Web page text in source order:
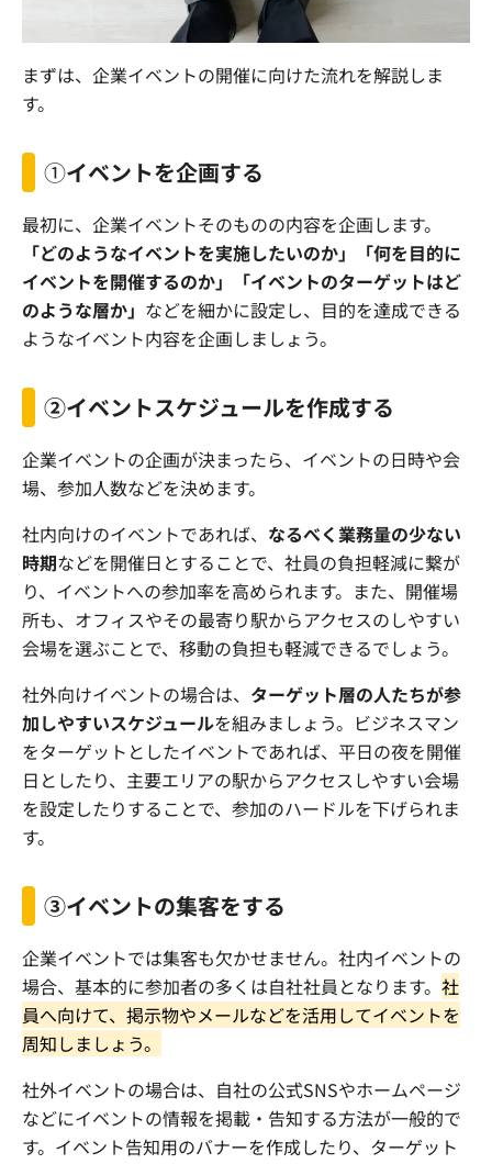
まずは、企業イベントの開催に向けた流れを解説しま
す。
①イベントを企画する
最初に、企業イベントそのものの内容を企画します。
「どのようなイベントを実施したいのか」「何を目的に
イベントを開催するのか」「イベントのターゲットはど
のような層か」 などを細かに設定し、目的を達成できる
ようなイベント内容を企画しましょう。
②イベントスケジュールを作成する
企業イベントの企画が決まったら、イベントの日時や会
場、参加人数などを決めます。
社内向けのイベントであれば、 なるべく業務量の少ない
時期などを開催日とすることで、社員の負担軽減に繋が
り、イベントへの参加率を高められます。また、開催場
所も、オフィスやその最寄り駅からアクセスのしやすい
会場を選ぶことで、移動の負担も軽減できるでしょう。
社外向けイベントの場合は、 ターゲット層の人たちが参
加しやすいスケジュールを組みましょう。ビジネスマン
をターゲットとしたイベントであれば、平日の夜を開催
日としたり、主要エリアの駅からアクセスしやすい会場
を設定したりすることで、参加のハードルを下げられま
す。
③イベントの集客をする
企業イベントでは集客も欠かせません。社内イベントの
場合、基本的に参加者の多くは自社社員となります。 社
員へ向けて、掲示物やメールなどを活用してイベントを
周知しましょう。
社外イベントの場合は、自社の公式SNSやホームページ
などにイベントの情報を掲載・告知する方法が一般的で
す。イベント告知用のバナーを作成したり、ターゲット